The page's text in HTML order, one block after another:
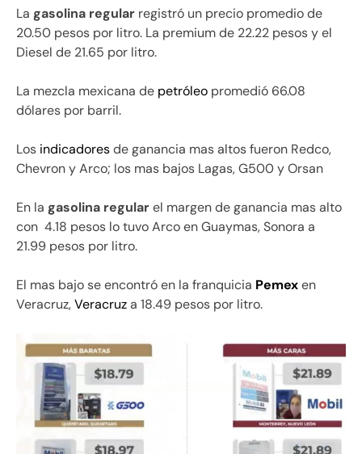
La gasolina regular registró un precio promedio de
20.50 pesos por litro. La premium de 22.22 pesos y el
Diesel de 21.65 por litro.
La mezcla mexicana de petróleo promedió 66.08
dólares por barril.
Los indicadoresde ganancia mas altos fueron Redco,
Chevron y Arco; los mas bajos Lagas, G500 y Orsan
En la gasolina regularel margen de ganancia mas alto
con 4.18 pesos lo tuvo Arco en Guaymas, Sonora a
21.99 pesos por litro.
El mas bajo se encontró en la franquicia Pemexen
Veracruz,Veracruza 18.49 pesos por litro.